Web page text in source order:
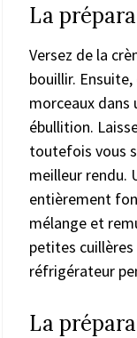
La
Versez de la
bouillir.
morceaux dans
ébullition.
toutefois vous
meilleur rendu.
entièrement
mélange et
petites cuillères
réfrigérateur
La